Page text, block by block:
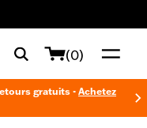
(0)
gratuits - Achetez